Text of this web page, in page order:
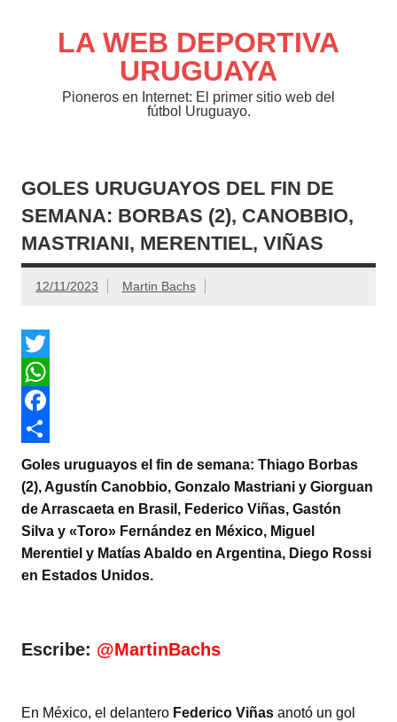
contenidoLA WEB DEPORTIVA
URUGUAYA
Pioneros en Internet: El primer sitio web del
fútbol Uruguayo.
GOLES URUGUAYOS DEL FIN DE
SEMANA: BORBAS (2), CANOBBIO,
MASTRIANI, MERENTIEL, VIÑAS
12/11/2023 Martin Bachs
T
w
t
t
e
W
h
a
t
s
p
F
a
c
e
o
C
o
m
a
i
Goles uruguayos el fin de semana: Thiago Borbas
(2), Agustín Canobbio, Gonzalo Mastriani y Giorguan
de Arrascaeta en Brasil, Federico Viñas, Gastón
Silva y «Toro» Fernández en México, Miguel
Merentiel y Matías Abaldo en Argentina, Diego Rossi
en Estados Unidos.
Escribe: @MartinBachs
En México, el delantero Federico Viñas anotó un gol